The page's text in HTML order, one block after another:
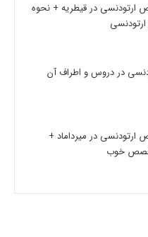
در قیطریه + نحوه
در دروس و اطراف آن
در میرداماد +
خوب